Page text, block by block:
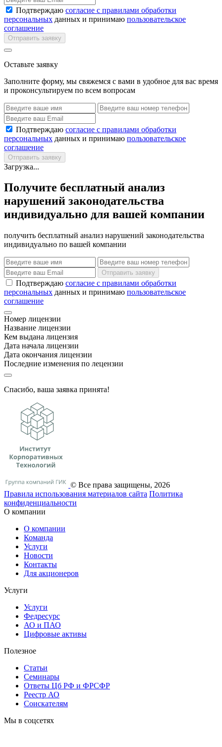
Подтверждаю согласие с правилами обработки
персональных данных и принимаю пользовательское
соглашение
Отправить заявку
Оставьте заявку
Заполните форму, мы свяжемся с вами в удобное для вас время
и проконсультируем по всем вопросам
Подтверждаю согласие с правилами обработки
персональных данных и принимаю пользовательское
соглашение
Отправить заявку
Загрузка...
Получите бесплатный анализ
нарушений законодательства
индивидуально для вашей компании
получить бесплатный анализ нарушений законодательства
индивидуально по вашей компании
Отправить заявку
Подтверждаю согласие с правилами обработки
персональных данных и принимаю пользовательское
соглашение
Номер лицензии
Название лицензии
Кем выдана лицензия
Дата начала лицензии
Дата окончания лицензии
Последние изменения по лецензии
Спасибо, ваша заявка принята!
© Все права защищены, 2026
Правила использования материалов сайта Политика
конфиденциальности
О компании
О компании
Команда
Услуги
Новости
Контакты
Для акционеров
Услуги
Услуги
Федресурс
АО и ПАО
Цифровые активы
Полезное
Статьи
Cеминары
Ответы Цб РФ и ФРСФР
Реестр АО
Соискателям
Мы в соцсетях